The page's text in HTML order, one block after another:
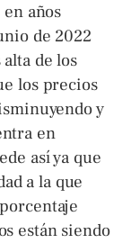
años
de 2022
de los
los precios
y
en
así ya que
a la que
están siendo